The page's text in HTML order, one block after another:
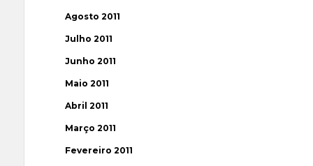
Agosto 2011
Julho 2011
Junho 2011
Maio 2011
Abril 2011
Março 2011
Fevereiro 2011